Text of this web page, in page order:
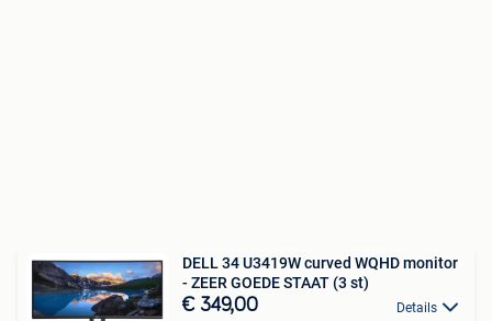
DELL 34 U3419W curved WQHD monitor
- ZEER GOEDE STAAT (3 st)
€ 349,00 Details